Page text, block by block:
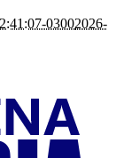
03002026-